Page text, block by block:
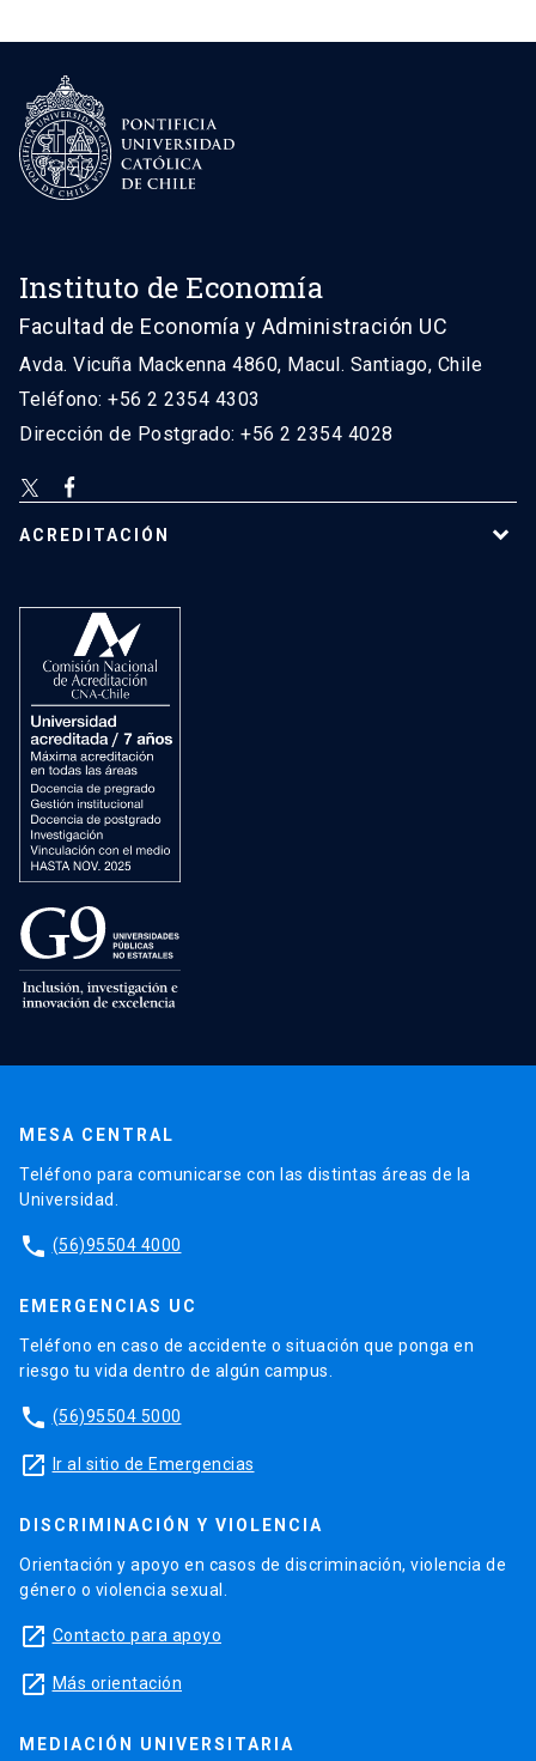
Instituto de Economía
Facultad de Economía y Administración UC
Avda. Vicuña Mackenna 4860, Macul. Santiago, Chile
Teléfono: +56 2 2354 4303
Dirección de Postgrado: +56 2 2354 4028
ACREDITACIÓN
MESA CENTRAL
Teléfono para comunicarse con las distintas áreas de la
Universidad.
phone (56)95504 4000
EMERGENCIAS UC
Teléfono en caso de accidente o situación que ponga en
riesgo tu vida dentro de algún campus.
phone (56)95504 5000
launch Ir al sitio de Emergencias
DISCRIMINACIÓN Y VIOLENCIA
Orientación y apoyo en casos de discriminación, violencia de
género o violencia sexual.
launch Contacto para apoyo
launch Más orientación
MEDIACIÓN UNIVERSITARIA